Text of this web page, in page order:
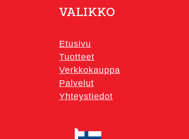
VALIKKO
Etusivu
Tuotteet
Verkkokauppa
Palvelut
Yhteystiedot